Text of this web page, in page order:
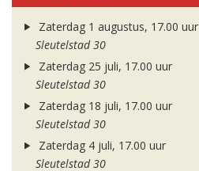
Zaterdag 1 augustus, 17.00 uur
Sleutelstad 30
Zaterdag 25 juli, 17.00 uur
Sleutelstad 30
Zaterdag 18 juli, 17.00 uur
Sleutelstad 30
Zaterdag 4 juli, 17.00 uur
Sleutelstad 30